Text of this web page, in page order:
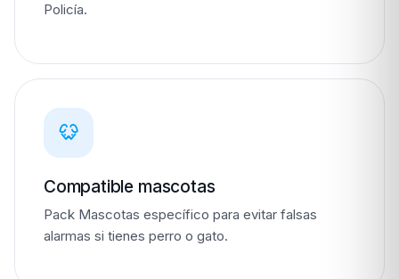
Policía.
Compatible mascotas
Pack Mascotas específico para evitar falsas
alarmas si tienes perro o gato.